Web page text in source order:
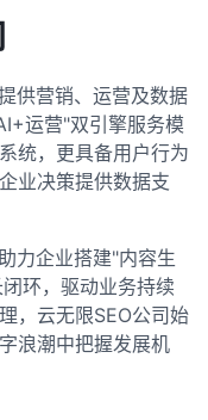
供营销、运营及数据
运营"双引擎服务模
统，更具备用户行为
业决策提供数据支
力企业搭建"内容生
环，驱动业务持续
，云无限SEO公司始
浪潮中把握发展机